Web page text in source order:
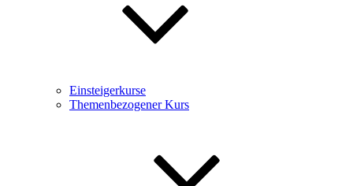
Einsteigerkurse
Themenbezogener Kurs